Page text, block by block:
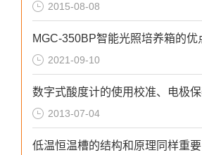
2015-08-08
2021-09-10
2013-07-04
低温恒温槽的结构和原理同样重要